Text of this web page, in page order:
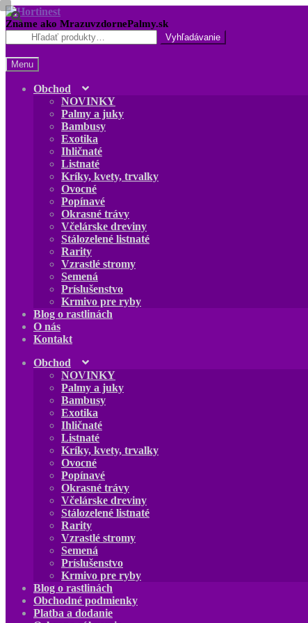
Preskočiť
na
navigáciu
Preskočiť
na
obsah
Hľadať:
Menu
Obchod
NOVINKY
Palmy a juky
Bambusy
Exotika
Ihličnaté
Listnaté
Kríky, kvety, trvalky
Ovocné
Popínavé
Okrasné trávy
Včelárske dreviny
Stálozelené listnaté
Rarity
Vzrastlé stromy
Semená
Príslušenstvo
Krmivo pre ryby
Blog o rastlinách
O nás
Kontakt
Obchod
NOVINKY
Palmy a juky
Bambusy
Exotika
Ihličnaté
Listnaté
Kríky, kvety, trvalky
Ovocné
Popínavé
Okrasné trávy
Včelárske dreviny
Stálozelené listnaté
Rarity
Vzrastlé stromy
Semená
Príslušenstvo
Krmivo pre ryby
Blog o rastlinách
Obchodné podmienky
Platba a dodanie